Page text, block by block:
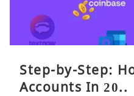
Step-by-Step:
Accounts In 20..